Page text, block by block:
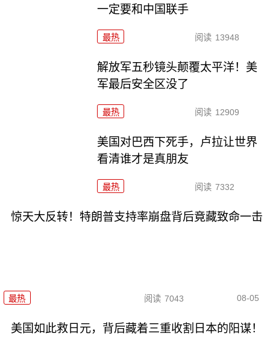
一定要和中国联手
最热 阅读 13948
解放军五秒镜头颠覆太平洋！美
军最后安全区没了
最热 阅读 12909
美国对巴西下死手，卢拉让世界
看清谁才是真朋友
最热 阅读 7332
惊天大反转！特朗普支持率崩盘背后竟藏致命一击
最热 阅读 7043 08-05
美国如此救日元，背后藏着三重收割日本的阳谋！